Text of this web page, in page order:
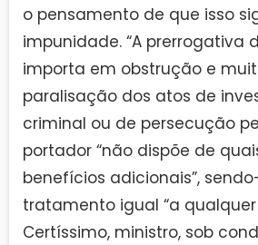
o pensamento de que isso
impunidade. “A prerrogativa
importa em obstrução e
paralisação dos atos de
criminal ou de persecução
portador “não dispõe de
benefícios adicionais”,
tratamento igual “a
Certíssimo, ministro, sob